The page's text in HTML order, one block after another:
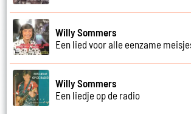
Willy Sommers
Een lied voor alle eenzame
Willy Sommers
Een liedje op de radio